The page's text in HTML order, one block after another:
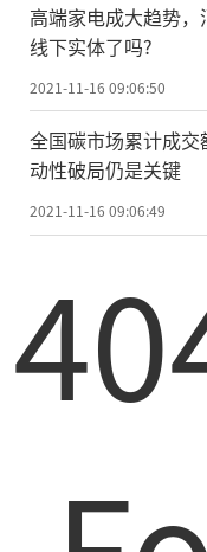
高端家电成大趋势
线下实体了吗?
2021-11-16 09:06:50
全国碳市场累计成
动性破局仍是关键
2021-11-16 09:06:49